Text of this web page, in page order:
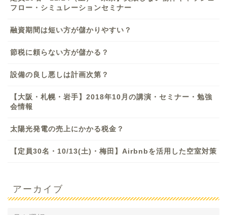
フロー・シミュレーションセミナー
融資期間は短い方が儲かりやすい？
節税に頼らない方が儲かる？
設備の良し悪しは計画次第？
【大阪・札幌・岩手】2018年10月の講演・セミナー・勉強
会情報
太陽光発電の売上にかかる税金？
【定員30名・10/13(土)・梅田】Airbnbを活用した空室対策
アーカイブ